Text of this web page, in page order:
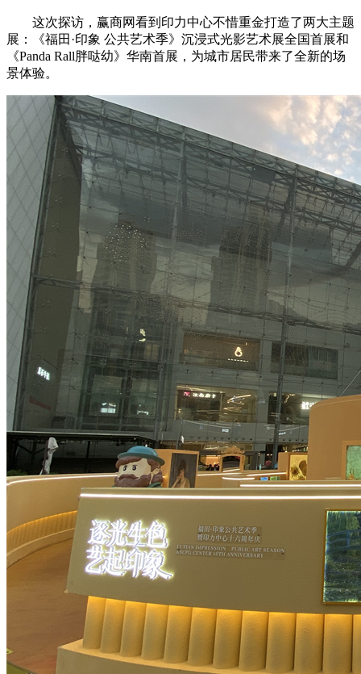
这次探访，赢商网看到印力中心不惜重金打造了两大主题
展：《福田·印象 公共艺术季》沉浸式光影艺术展全国首展和
《Panda Rall胖哒幼》华南首展，为城市居民带来了全新的场
景体验。